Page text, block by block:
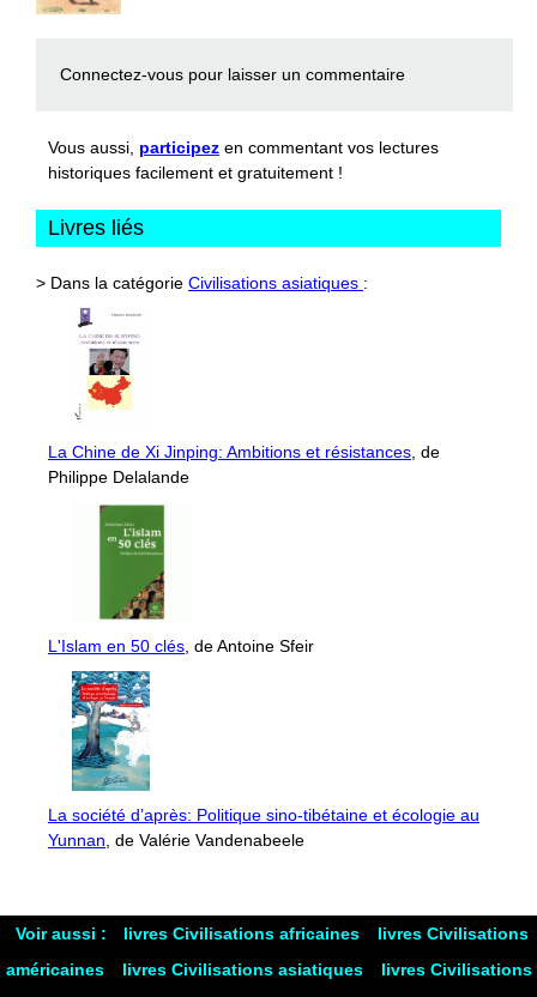
Connectez-vous pour laisser un commentaire
Vous aussi, participez en commentant vos lectures
historiques facilement et gratuitement !
Livres liés
> Dans la catégorie Civilisations asiatiques :
La Chine de Xi Jinping: Ambitions et résistances, de
Philippe Delalande
L'Islam en 50 clés, de Antoine Sfeir
La société d’après: Politique sino-tibétaine et écologie au
Yunnan, de Valérie Vandenabeele
Voir aussi : livres Civilisations africaines
livres Civilisations
américaines
livres Civilisations asiatiques
livres Civilisations